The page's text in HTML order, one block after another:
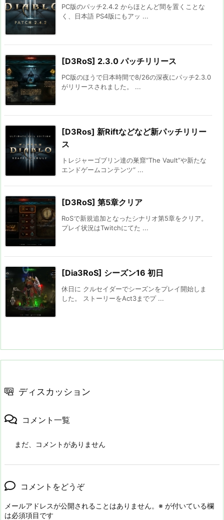
PC版のパッチ2.4.2 からほとんど間を置くことな
く、日本語 PS4版にもアッ ...
[D3RoS] 2.3.0 パッチリリース
PC版のほうで日本時間で8/26の深夜にパッチ2.3.0
がリリースされました。 ...
[D3Ros] 新Riftなどなど新パッチリリー
ス
トレジャーゴブリン達の巣窟“The Vault”や新たな
エンドゲームコンテンツ“ ...
[D3RoS] 第5章クリア
RoSで新規追加となったシナリオ第5章をクリア。
プレイ状況はTwitchにてた ...
[Dia3RoS] シーズン16 初日
休日に クルセイダーでシーズンをプレイ開始しま
した。 ストーリーをAct3までプ ...
ディスカッション
コメント一覧
まだ、コメントがありません
コメントをどうぞ
メールアドレスが公開されることはありません。 ※ が付いている欄
は必須項目です